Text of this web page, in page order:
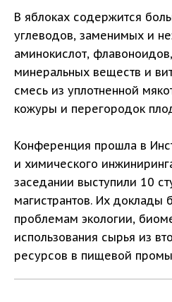
В яблоках содержится
углеводов, заменимых и
аминокислот,
минеральных веществ и
смесь из уплотненной
кожуры и перегородок
Конференция прошла в
и химического
заседании выступили 10
магистрантов. Их доклады
проблемам экологии,
использования сырья из
ресурсов в пищевой